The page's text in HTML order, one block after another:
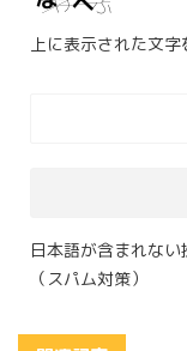
上に表示された文字
日本語が含まれない
（スパム対策）